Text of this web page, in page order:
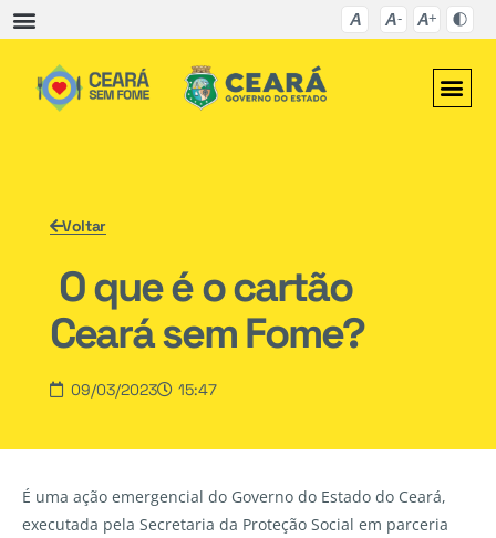
Voltar
O que é o cartão
Ceará sem Fome?
09/03/2023 15:47
É uma ação emergencial do Governo do Estado do Ceará,
executada pela Secretaria da Proteção Social em parceria